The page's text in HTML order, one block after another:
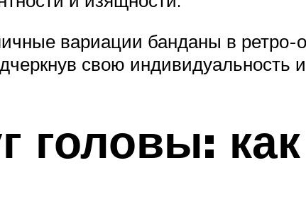
вариации банданы в
свою индивидуальность
головы: